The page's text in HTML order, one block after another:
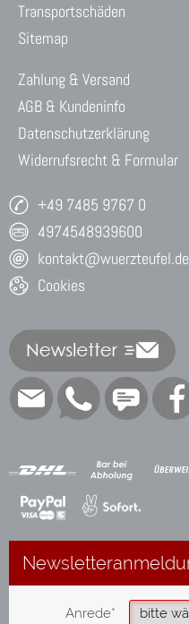
Transportschäden
Sitemap
Zahlung & Versand
AGB & Kundeninfo
Datenschutzerklärung
Widerrufsrecht & Formular
+49 7485 9767 0
4974548939600
kontakt@wuerzteufel.de
Cookies